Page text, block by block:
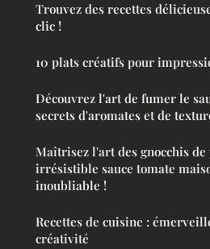
Trouvez des recettes
clic !
10 plats créatifs pour
Découvrez l'art de fumer le
secrets d'aromates et de
Maîtrisez l'art des gnocchis de
irrésistible sauce tomate
inoubliable !
Recettes de cuisine :
créativité